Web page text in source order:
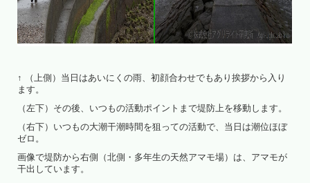
↑ （上側）当日はあいにくの雨、初顔合わせでもあり挨拶から入り
ます。
（左下）その後、いつもの活動ポイントまで堤防上を移動します。
（右下）いつもの大潮干潮時間を狙っての活動で、当日は潮位ほぼ
ゼロ。
画像で堤防から右側（北側・多年生の天然アマモ場）は、アマモが
干出しています。